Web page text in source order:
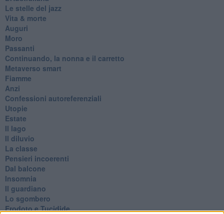
Le stelle del jazz
Vita & morte
Auguri
Moro
Passanti
Continuando, la nonna e il carretto
Metaverso smart
Fiamme
Anzi
Confessioni autoreferenziali
Utopie
Estate
Il lago
Il diluvio
La classe
Pensieri incoerenti
Dal balcone
Insomnia
Il guardiano
Lo sgombero
Erodoto e Tucidide